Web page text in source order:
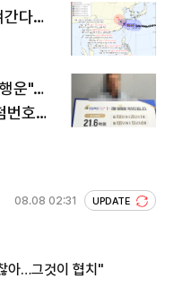
간다…
운"…
호조
08.08 02:31 UPDATE
아…그것이 협치"